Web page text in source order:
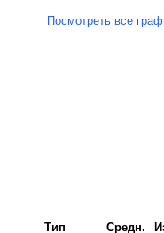
Посмотреть все
Тип
Средн.